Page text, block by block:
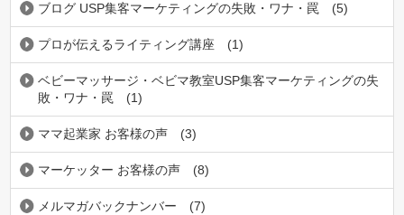
ブログ USP集客マーケティングの失敗・ワナ・罠 (5)
プロが伝えるライティング講座 (1)
ベビーマッサージ・ベビマ教室USP集客マーケティングの失
敗・ワナ・罠
(1)
ママ起業家 お客様の声 (3)
マーケッター お客様の声 (8)
メルマガバックナンバー (7)